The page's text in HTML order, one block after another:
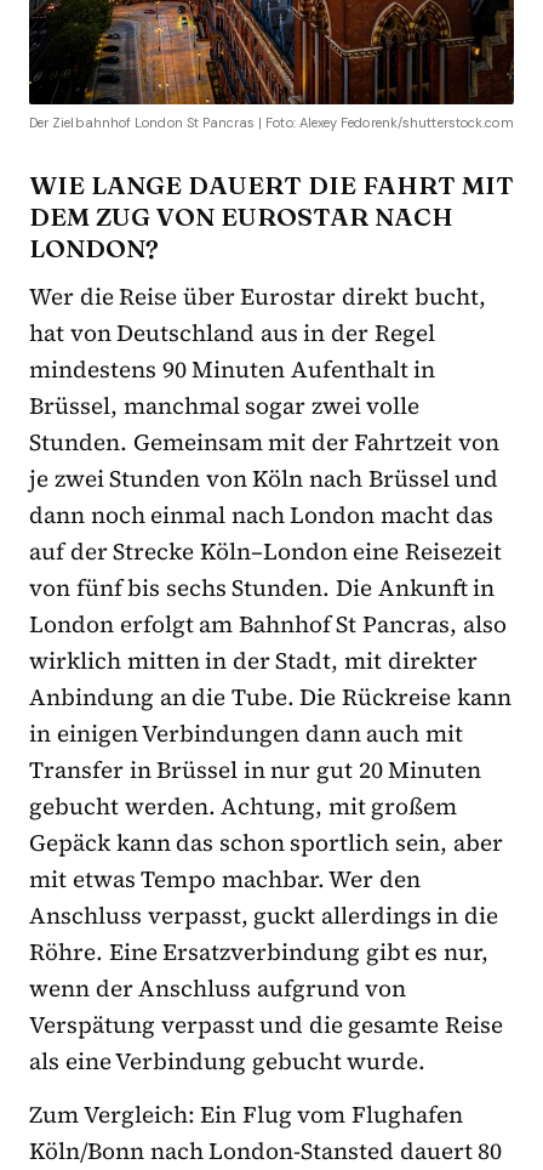
Der Zielbahnhof London St Pancras | Foto: Alexey Fedorenk/shutterstock.com
WIE LANGE DAUERT DIE FAHRT MIT
DEM ZUG VON EUROSTAR NACH
LONDON?
Wer die Reise über Eurostar direkt bucht,
hat von Deutschland aus in der Regel
mindestens 90 Minuten Aufenthalt in
Brüssel, manchmal sogar zwei volle
Stunden. Gemeinsam mit der Fahrtzeit von
je zwei Stunden von Köln nach Brüssel und
dann noch einmal nach London macht das
auf der Strecke Köln–London eine Reisezeit
von fünf bis sechs Stunden. Die Ankunft in
London erfolgt am Bahnhof St Pancras, also
wirklich mitten in der Stadt, mit direkter
Anbindung an die Tube. Die Rückreise kann
in einigen Verbindungen dann auch mit
Transfer in Brüssel in nur gut 20 Minuten
gebucht werden. Achtung, mit großem
Gepäck kann das schon sportlich sein, aber
mit etwas Tempo machbar. Wer den
Anschluss verpasst, guckt allerdings in die
Röhre. Eine Ersatzverbindung gibt es nur,
wenn der Anschluss aufgrund von
Verspätung verpasst und die gesamte Reise
als eine Verbindung gebucht wurde.
Zum Vergleich: Ein Flug vom Flughafen
Köln/Bonn nach London-Stansted dauert 80